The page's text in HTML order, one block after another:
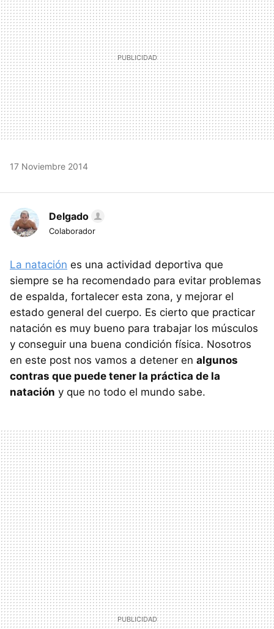
17 Noviembre 2014
Delgado
Colaborador
La natación es una actividad deportiva que
siempre se ha recomendado para evitar problemas
de espalda, fortalecer esta zona, y mejorar el
estado general del cuerpo. Es cierto que practicar
natación es muy bueno para trabajar los músculos
y conseguir una buena condición física. Nosotros
en este post nos vamos a detener en algunos
contras que puede tener la práctica de la
natación y que no todo el mundo sabe.